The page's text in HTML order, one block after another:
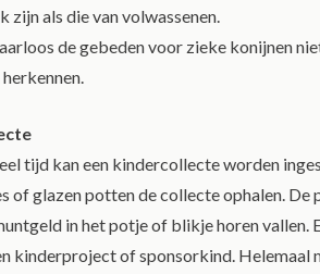
zijn als die van volwassenen.
de gebeden voor zieke konijnen
tijd kan een kindercollecte worden
of glazen potten de collecte ophalen.
in het potje of blikje horen vallen.
kinderproject of sponsorkind. Helemaal